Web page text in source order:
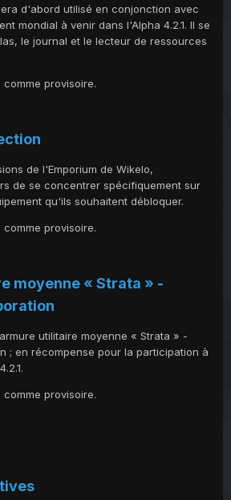
d'abord utilisé en conjonction avec
mondial à venir dans l'Alpha 4.2.1. Il se
le journal et le lecteur de ressources
provisoire.
de l'Emporium de Wikelo,
de se concentrer spécifiquement sur
qu'ils souhaitent débloquer.
provisoire.
moyenne « Strata » -
utilitaire moyenne « Strata » -
; en récompense pour la participation à
provisoire.